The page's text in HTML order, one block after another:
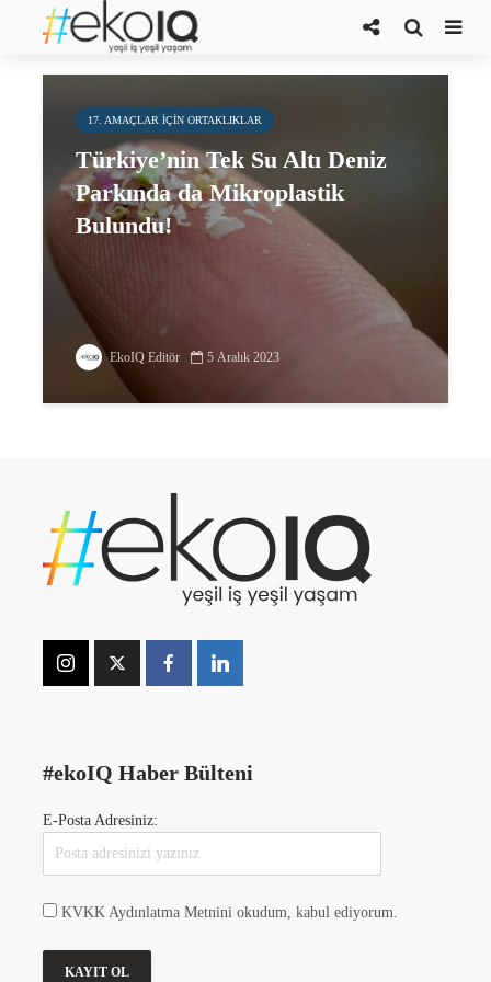
kıyı kumu
17. AMAÇLAR IÇIN ORTAKLIKLAR
Türkiye’nin Tek Su Altı Deniz
Parkında da Mikroplastik
Bulundu!
EkoIQ Editör 5 Aralık 2023
#ekoIQ Haber Bülteni
E-Posta Adresiniz:
KVKK Aydınlatma Metnini okudum, kabul ediyorum.